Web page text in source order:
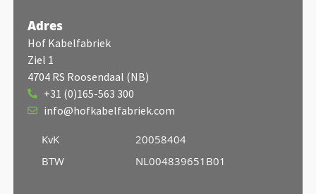
Adres
Hof Kabelfabriek
Ziel 1
4704 RS Roosendaal (NB)
+31 (0)165-563 300
info@hofkabelfabriek.com
KvK
BTW
20058404
NL004839651B01